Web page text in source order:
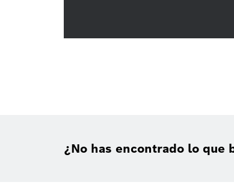
¿No has encontrado lo que